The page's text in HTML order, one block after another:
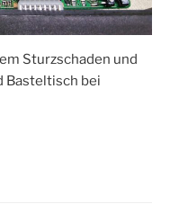
Sturzschaden und
Basteltisch bei